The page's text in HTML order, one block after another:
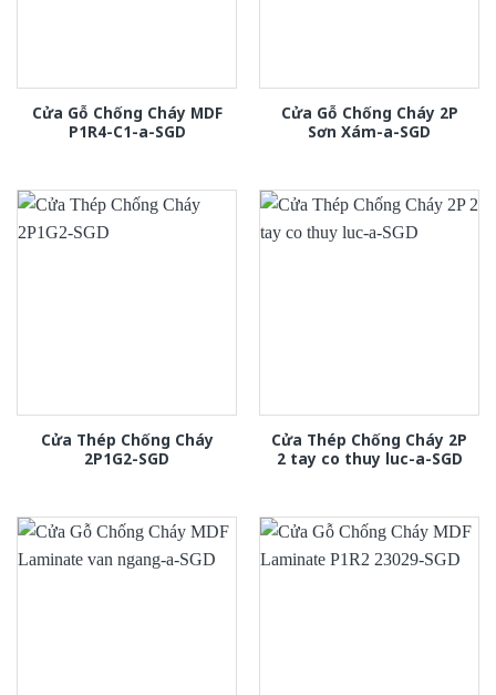
Cửa Gỗ Chống Cháy MDF
P1R4-C1-a-SGD
Cửa Gỗ Chống Cháy 2P
Sơn Xám-a-SGD
Cửa Thép Chống Cháy
2P1G2-SGD
Cửa Thép Chống Cháy 2P
2 tay co thuy luc-a-SGD